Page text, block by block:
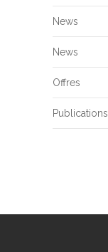
News
News
Offres
Publications